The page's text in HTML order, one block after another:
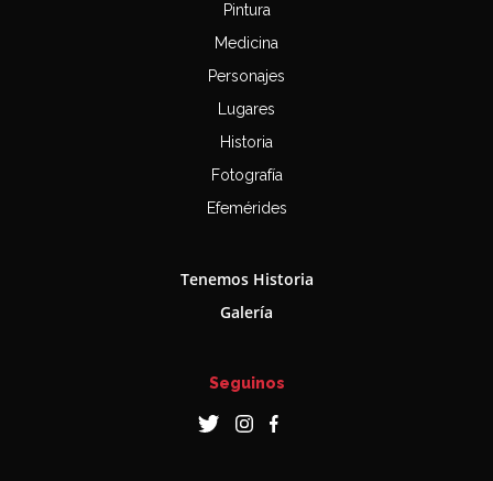
Pintura
Medicina
Personajes
Lugares
Historia
Fotografía
Efemérides
Tenemos Historia
Galería
Seguinos